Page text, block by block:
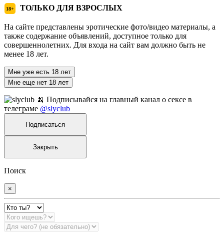
18+ ТОЛЬКО ДЛЯ ВЗРОСЛЫХ
На сайте представлены эротические фото/видео материалы, а
также содержание объявлений, доступное только для
совершеннолетних. Для входа на сайт вам должно быть не
менее 18 лет.
Мне уже есть 18 лет
Мне еще нет 18 лет
🍌 Подписывайся на главный канал о сексе в
телеграме @slyclub
Подписаться
Закрыть
Поиск
×